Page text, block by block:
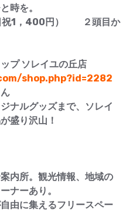
と時を。
祝1，400円） ２頭目か
プ ソレイユの丘店
shop.php?id=2282
ナルグッズまで、ソレイ
盛り沢山！
内所。観光情報、地域の
ナーあり。
由に集えるフリースペー